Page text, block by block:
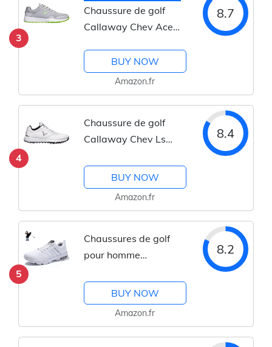
3
Chaussure de golf
Callaway Chev Ace
8.7
BUY NOW
Amazon.fr
4
Chaussure de golf
Callaway Chev Ls
8.4
BUY NOW
Amazon.fr
5
Chaussures de golf
pour homme
8.2
BUY NOW
Amazon.fr